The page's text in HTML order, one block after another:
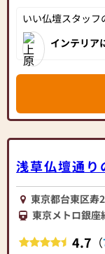
＝＝＝＝＝＝＝＝
「お盆のご準備は
新盆をお迎えする
のレクチャーを致
お気軽にお声をお
お仏壇展示本数
小さいお仏壇から
新しいお仏壇をご
お引き取り致しま
（引取り地域サイ
お部屋にピッタリ
もちろん「東京仏
いい仏壇スタッ
インテリア
浅草仏壇通り
東京都台東区寿
東京メトロ銀座
4.7 （